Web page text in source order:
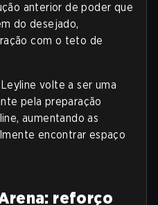
anterior de poder que
do desejado,
com o teto de
volte a ser uma
pela preparação
aumentando as
encontrar espaço
reforço